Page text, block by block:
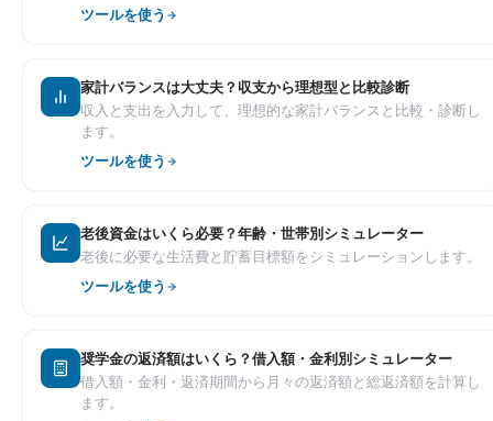
ツールを使う
家計バランスは大丈夫？収支から理想型と比較診断
収入と支出を入力して、理想的な家計バランスと比較・診断し
ます。
ツールを使う
老後資金はいくら必要？年齢・世帯別シミュレーター
老後に必要な生活費と貯蓄目標額をシミュレーションします。
ツールを使う
奨学金の返済額はいくら？借入額・金利別シミュレーター
借入額・金利・返済期間から月々の返済額と総返済額を計算し
ます。